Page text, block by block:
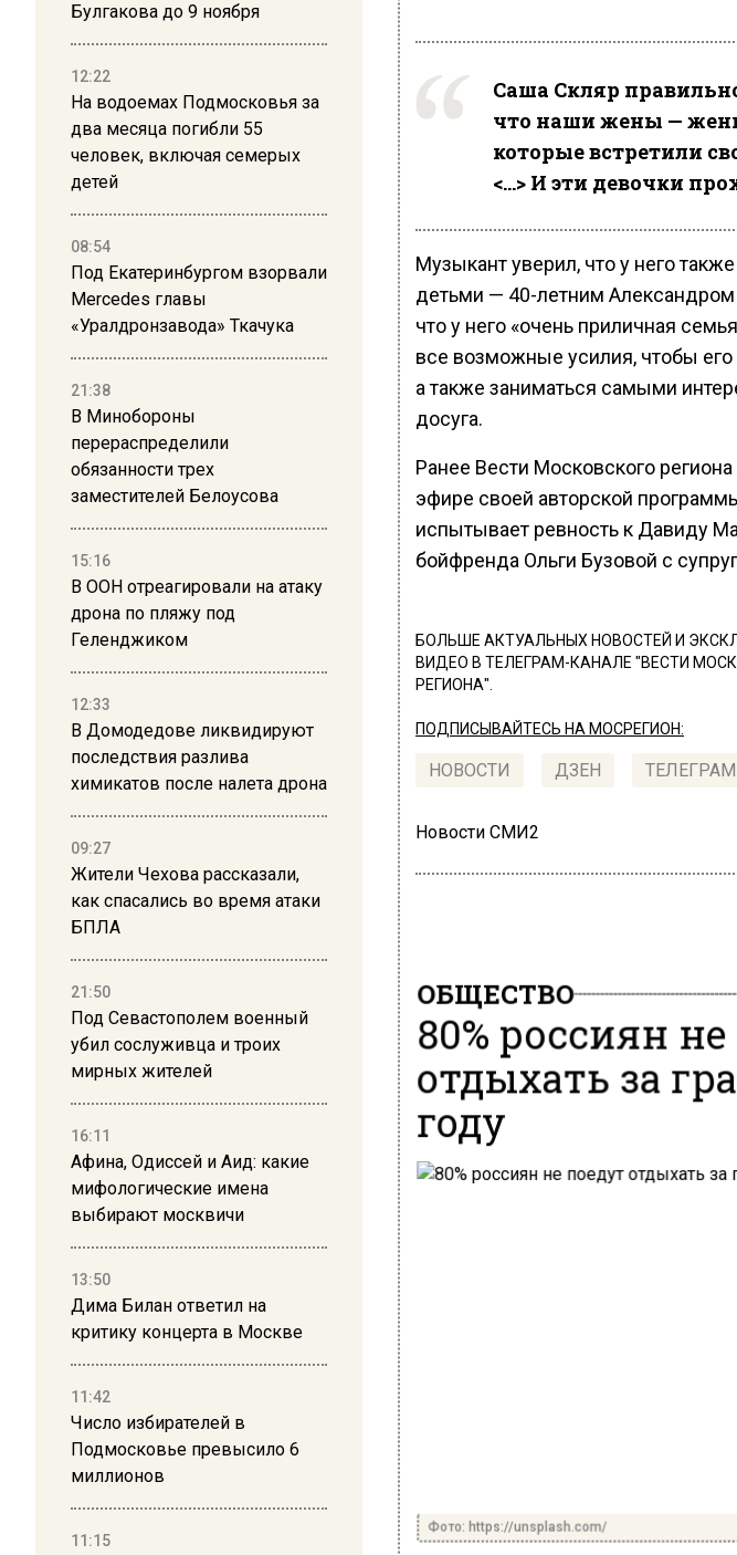
Булгакова до 9 ноября
12:22
На водоемах Подмосковья за
два месяца погибли 55
человек, включая семерых
детей
08:54
Под Екатеринбургом взорвали
Mercedes главы
«Уралдронзавода» Ткачука
21:38
В Минобороны
перераспределили
обязанности трех
заместителей Белоусова
15:16
В ООН отреагировали на атаку
дрона по пляжу под
Геленджиком
12:33
В Домодедове ликвидируют
последствия разлива
химикатов после налета дрона
09:27
Жители Чехова рассказали,
как спасались во время атаки
БПЛА
21:50
Под Севастополем военный
убил сослуживца и троих
мирных жителей
16:11
Афина, Одиссей и Аид: какие
мифологические имена
выбирают москвичи
13:50
Дима Билан ответил на
критику концерта в Москве
11:42
Число избирателей в
Подмосковье превысило 6
миллионов
11:15
Саша Скляр
что наши жены —
которые встретили
<…> И эти девочки
Музыкант уверил, что у него
детьми — 40-летним Александром
что у него «очень приличная
все возможные усилия, чтобы его
а также заниматься самыми
досуга.
Ранее Вести Московского региона
эфире своей авторской
испытывает ревность к Давиду
бойфренда Ольги Бузовой с
БОЛЬШЕ АКТУАЛЬНЫХ НОВОСТЕЙ И
ВИДЕО В ТЕЛЕГРАМ-КАНАЛЕ "ВЕСТИ
РЕГИОНА".
ПОДПИСЫВАЙТЕСЬ НА МОСРЕГИОН:
НОВОСТИ ДЗЕН ТЕЛЕГРАМ
Новости СМИ2
ОБЩЕСТВО
80% россиян
отдыхать за
году
Фото: https://unsplash.com/